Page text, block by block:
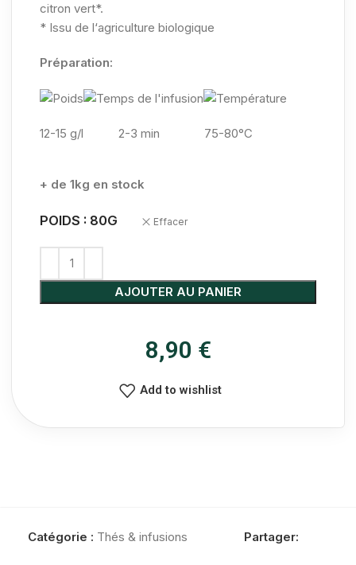
citron vert*.
* Issu de l‘agriculture biologique
Préparation:
12-15 g/l 2-3 min 75-80°C
+ de 1kg en stock
POIDS : 80G Effacer
AJOUTER AU PANIER
8,90 €
Add to wishlist
Catégorie : Thés & infusions Partager: